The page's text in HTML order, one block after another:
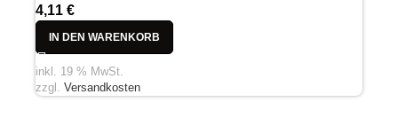
4,11 €
IN DEN WARENKORB
inkl. 19 % MwSt.
zzgl. Versandkosten